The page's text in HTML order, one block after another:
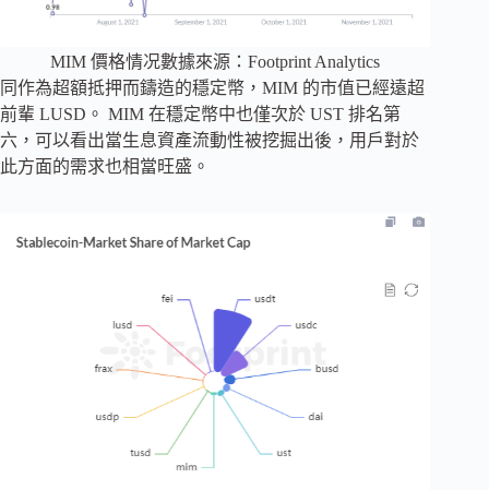
MIM 價格情况數據來源：Footprint Analytics
同作為超額抵押而鑄造的穩定幣，MIM 的市值已經遠超
前輩 LUSD。 MIM 在穩定幣中也僅次於 UST 排名第
六，可以看出當生息資產流動性被挖掘出後，用戶對於
此方面的需求也相當旺盛。